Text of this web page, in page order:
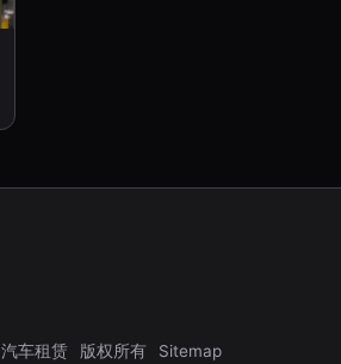
汽车租赁 版权所有 Sitemap